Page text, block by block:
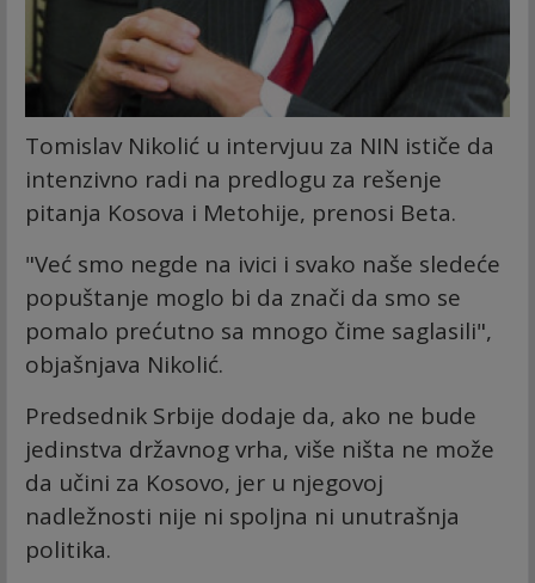
Tomislav Nikolić u intervjuu za NIN ističe da
intenzivno radi na predlogu za rešenje
pitanja Kosova i Metohije, prenosi Beta.
"Već smo negde na ivici i svako naše sledeće
popuštanje moglo bi da znači da smo se
pomalo prećutno sa mnogo čime saglasili",
objašnjava Nikolić.
Predsednik Srbije dodaje da, ako ne bude
jedinstva državnog vrha, više ništa ne može
da učini za Kosovo, jer u njegovoj
nadležnosti nije ni spoljna ni unutrašnja
politika.